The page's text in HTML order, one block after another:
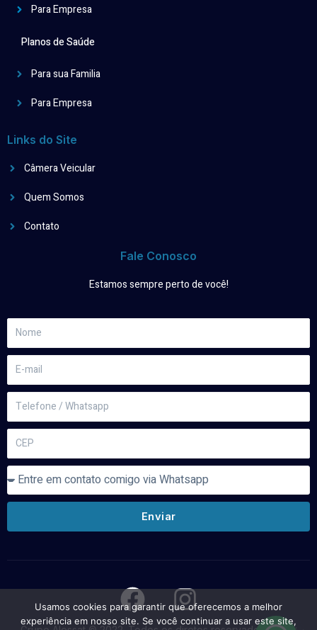
Para Empresa
Planos de Saúde
Para sua Familia
Para Empresa
Links do Site
Câmera Veicular
Quem Somos
Contato
Fale Conosco
Estamos sempre perto de você!
Nome
E-
mail
Telefone/Whatsapp
CEP
contato
Enviar
F
a
I
n
Usamos cookies para garantir que oferecemos a melhor
experiência em nosso site. Se você continuar a usar este site,